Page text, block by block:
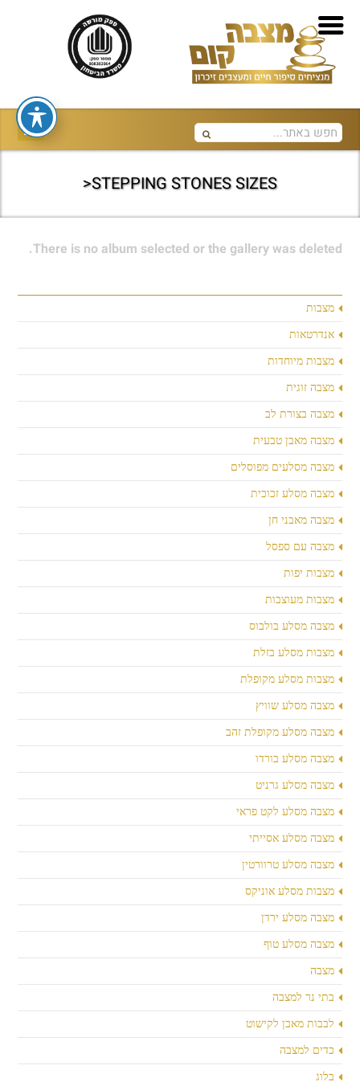
STEPPING STONES SIZES<
מצבות
אנדרטאות
מצבות מיוחדות
מצבה זוגית
מצבה בצורת לב
מצבה מאבן טבעית
מצבה מסלעים מפוסלים
מצבה מסלע זכוכית
מצבה מאבני חן
מצבה עם ספסל
מצבות יפות
מצבות מעוצבות
מצבה מסלע בולבוס
מצבות מסלע בזלת
מצבות מסלע מקופלת
מצבה מסלע שוויץ
מצבה מסלע מקופלת זהב
מצבה מסלע בורדו
מצבה מסלע גרניט
מצבה מסלע לקט פראי
מצבה מסלע אסייתי
מצבה מסלע טרוורטין
מצבות מסלע אוניקס
מצבה מסלע ירדן
מצבה מסלע טוף
מצבה
בתי נר למצבה
לבבות מאבן לקישוט
כדים למצבה
בלוג
There is no album selected or the gallery was deleted.